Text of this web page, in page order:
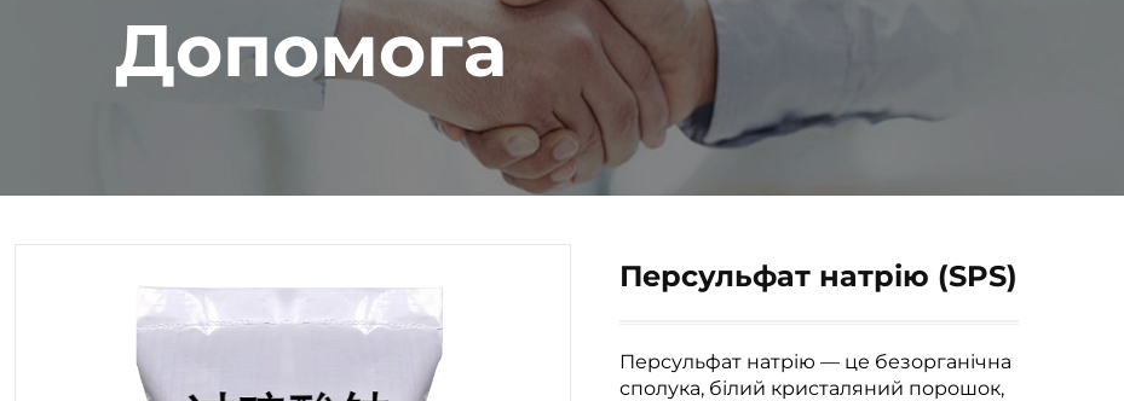
Допомога
Персульфат натрію (SPS)
Персульфат натрію — це безорганічна
сполука, білий кристаляний порошок,